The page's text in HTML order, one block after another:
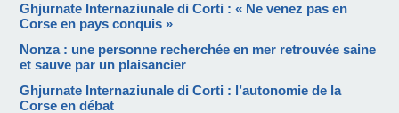
Ghjurnate Internaziunale di Corti : « Ne venez pas en
Corse en pays conquis »
Nonza : une personne recherchée en mer retrouvée saine
et sauve par un plaisancier
Ghjurnate Internaziunale di Corti : l’autonomie de la
Corse en débat